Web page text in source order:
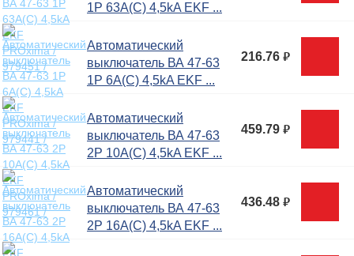
1P 63А(C) 4,5kA EKF ...
Автоматический
выключатель ВА 47-63
1P 6А(C) 4,5kA EKF ...
216.76руб.
Автоматический
выключатель ВА 47-63
2P 10А(C) 4,5kA EKF ...
459.79руб.
Автоматический
выключатель ВА 47-63
2P 16А(C) 4,5kA EKF ...
436.48руб.